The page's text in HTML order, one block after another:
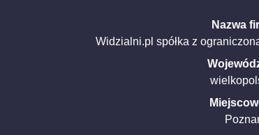
Nazwa
Widzialni.pl spółka z